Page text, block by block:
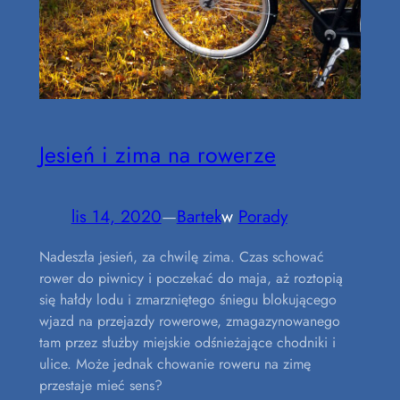
Jesień i zima na rowerze
lis 14, 2020—Bartekw Porady
Nadeszła jesień, za chwilę zima. Czas schować
rower do piwnicy i poczekać do maja, aż roztopią
się hałdy lodu i zmarzniętego śniegu blokującego
wjazd na przejazdy rowerowe, zmagazynowanego
tam przez służby miejskie odśnieżające chodniki i
ulice. Może jednak chowanie roweru na zimę
przestaje mieć sens?